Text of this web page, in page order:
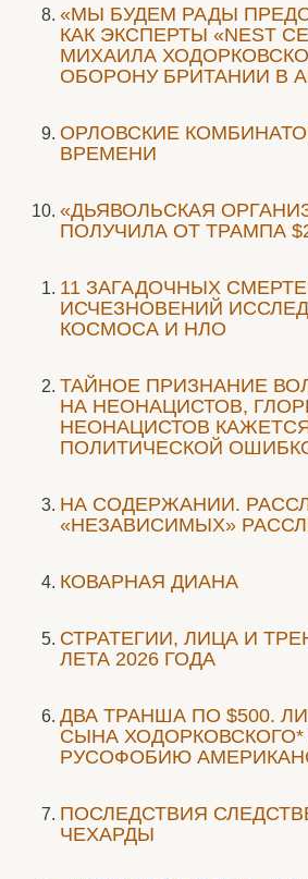
«МЫ БУДЕМ РАДЫ
КАК ЭКСПЕРТЫ «NEST
МИХАИЛА
ОБОРОНУ БРИТАНИИ В
ОРЛОВСКИЕ
ВРЕМЕНИ
«ДЬЯВОЛЬСКАЯ
ПОЛУЧИЛА ОТ ТРАМПА
11 ЗАГАДОЧНЫХ
ИСЧЕЗНОВЕНИЙ
КОСМОСА И НЛО
ТАЙНОЕ ПРИЗНАНИЕ
НА НЕОНАЦИСТОВ,
НЕОНАЦИСТОВ
ПОЛИТИЧЕСКОЙ
НА СОДЕРЖАНИИ.
«НЕЗАВИСИМЫХ»
КОВАРНАЯ ДИАНА
СТРАТЕГИИ, ЛИЦА И
ЛЕТА 2026 ГОДА
ДВА ТРАНША ПО $500.
СЫНА ХОДОРКОВСКОГО*
РУСОФОБИЮ
ПОСЛЕДСТВИЯ
ЧЕХАРДЫ